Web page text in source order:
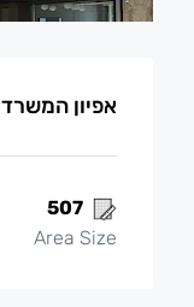
אפיון המשרד
507
Area Size